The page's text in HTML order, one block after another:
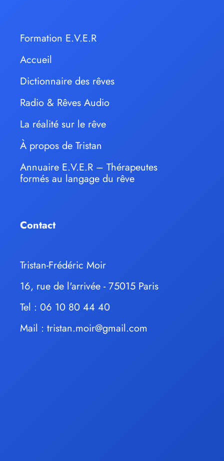
Formation E.V.E.R
Accueil
Dictionnaire des rêves
Radio & Rêves Audio
La réalité sur le rêve
À propos de Tristan
Annuaire E.V.E.R – Thérapeutes
formés au langage du rêve
Contact
Tristan-Frédéric Moir
16, rue de l'arrivée - 75015 Paris
Tel : 06 10 80 44 40
Mail : tristan.moir@gmail.com